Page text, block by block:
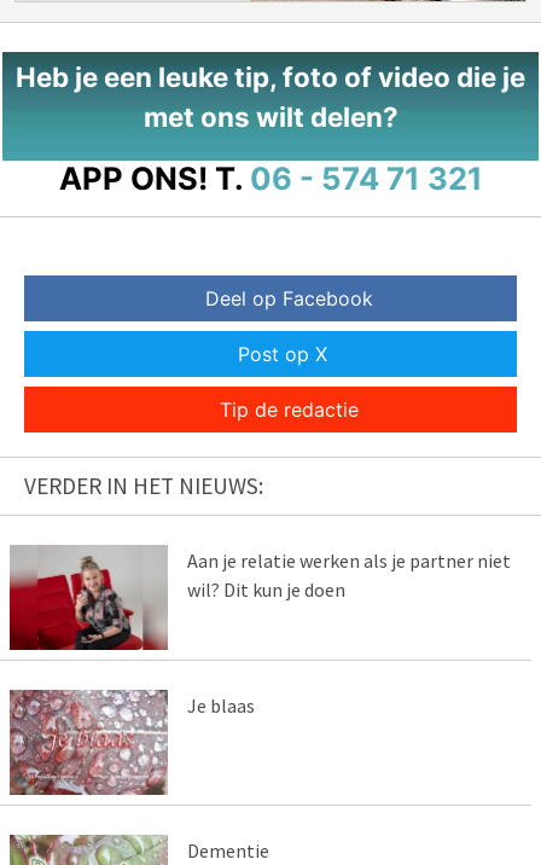
Heb je een leuke tip, foto of video die je
met ons wilt delen?
APP ONS! T. 06 - 574 71 321
Deel op Facebook
Post op X
Tip de redactie
VERDER IN HET NIEUWS:
Aan je relatie werken als je partner niet
wil? Dit kun je doen
Je blaas
Dementie